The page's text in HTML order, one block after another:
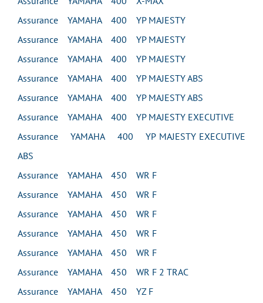
Assurance YAMAHA 400 YP MAJESTY
Assurance YAMAHA 400 YP MAJESTY
Assurance YAMAHA 400 YP MAJESTY
Assurance YAMAHA 400 YP MAJESTY ABS
Assurance YAMAHA 400 YP MAJESTY ABS
Assurance YAMAHA 400 YP MAJESTY EXECUTIVE
Assurance YAMAHA 400 YP MAJESTY EXECUTIVE
ABS
Assurance YAMAHA 450 WR F
Assurance YAMAHA 450 WR F
Assurance YAMAHA 450 WR F
Assurance YAMAHA 450 WR F
Assurance YAMAHA 450 WR F
Assurance YAMAHA 450 WR F 2 TRAC
Assurance YAMAHA 450 YZ F